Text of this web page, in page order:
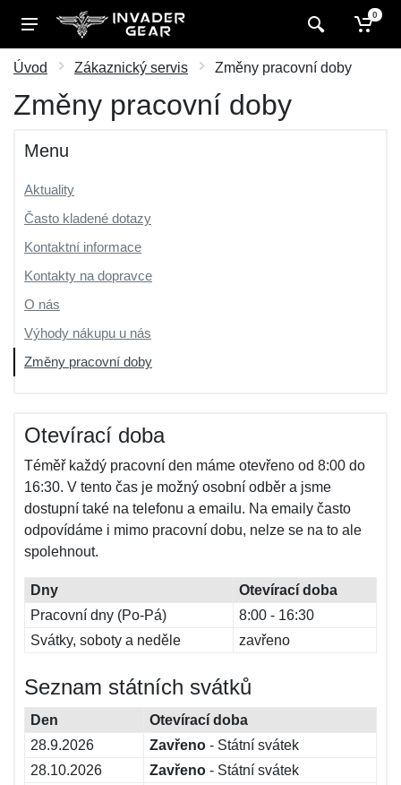
0
Úvod Zákaznický servis Změny pracovní doby
Změny pracovní doby
Menu
Aktuality
Často kladené dotazy
Kontaktní informace
Kontakty na dopravce
O nás
Výhody nákupu u nás
Změny pracovní doby
Otevírací doba
Téměř každý pracovní den máme otevřeno od 8:00 do
16:30. V tento čas je možný osobní odběr a jsme
dostupní také na telefonu a emailu. Na emaily často
odpovídáme i mimo pracovní dobu, nelze se na to ale
spolehnout.
Dny
Otevírací doba
Pracovní dny (Po-Pá)
8:00 - 16:30
Svátky, soboty a neděle
zavřeno
Seznam státních svátků
Den
Otevírací doba
28.9.2026
Zavřeno - Státní svátek
28.10.2026
Zavřeno - Státní svátek